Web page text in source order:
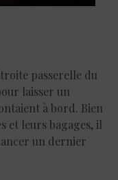
passerelle du
laisser un
à bord. Bien
et leurs bagages, il
un dernier